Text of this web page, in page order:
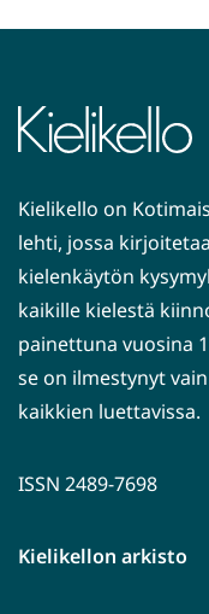
Kielikello on
lehti, jossa
kielenkäytön
kaikille kielestä
painettuna vuosina
se on ilmestynyt
kaikkien luettavissa.
ISSN 2489-7698
Kielikellon arkisto